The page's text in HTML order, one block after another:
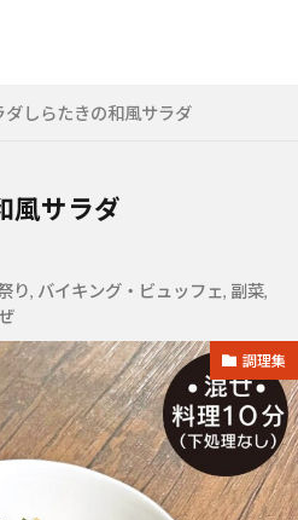
ダしらたきの和風サラダ
風サラダ
り, バイキング・ビュッフェ, 副菜,
調理集